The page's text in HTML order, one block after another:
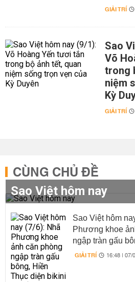
GIẢI TRÍ
Sao
Võ
trong
niệm
Kỳ
GIẢI TRÍ
CÙNG CHỦ ĐỀ
Sao Việt hôm nay
Sao Việt hôm
Phương khoe
ngập tràn gấu
diện bikini
GIẢI TRÍ 16:48 | 07/